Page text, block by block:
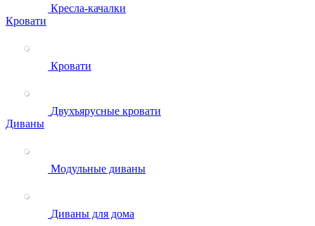
Кресла-качалки
Кровати
Кровати
Двухъярусные кровати
Диваны
Модульные диваны
Диваны для дома